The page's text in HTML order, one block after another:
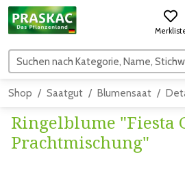
Shop Saatgut Blumensaat
Ringelblume "Fiesta
Prachtmischung"